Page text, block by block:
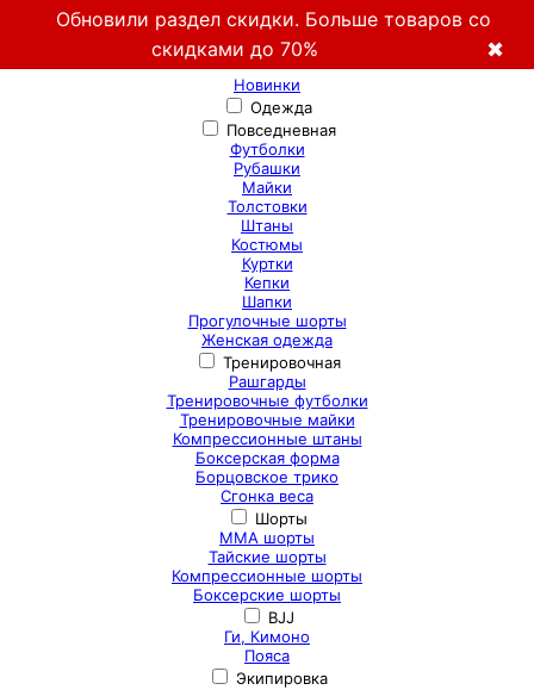
Обновили раздел скидки. Больше товаров со
скидками до 70%
✖
Новинки
Одежда
Повседневная
Футболки
Рубашки
Майки
Толстовки
Штаны
Костюмы
Куртки
Кепки
Шапки
Прогулочные шорты
Женская одежда
Тренировочная
Рашгарды
Тренировочные футболки
Тренировочные майки
Компрессионные штаны
Боксерская форма
Борцовское трико
Сгонка веса
Шорты
ММА шорты
Тайские шорты
Компрессионные шорты
Боксерские шорты
BJJ
Ги, Кимоно
Пояса
Экипировка